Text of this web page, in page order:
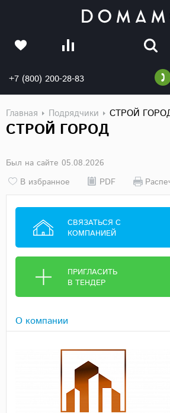
+7 (800) 200-28-83
Главная Подрядчики СТРОЙ
СТРОЙ ГОРОД
Был на сайте 05.08.2026
В избранное
PDF
СВЯЗАТЬСЯ С
КОМПАНИЕЙ
ПРИГЛАСИТЬ
В ТЕНДЕР
О компании